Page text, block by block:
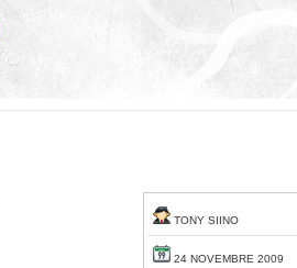
TONY SIINO
24 NOVEMBRE 2009